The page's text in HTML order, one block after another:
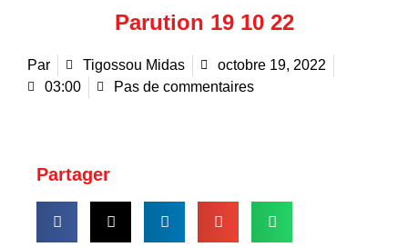
Parution 19 10 22
Par Tigossou Midas
octobre 19, 2022
03:00
Pas de commentaires
Partager